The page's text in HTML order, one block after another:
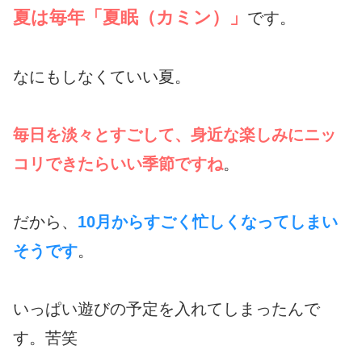
夏は毎年「夏眠（カミン）」 です。
なにもしなくていい夏。
毎日を淡々とすごして、身近な楽しみにニッ
コリできたらいい季節ですね。
だから、 10月からすごく忙しくなってしまい
そうです。
いっぱい遊びの予定を入れてしまったんで
す。苦笑